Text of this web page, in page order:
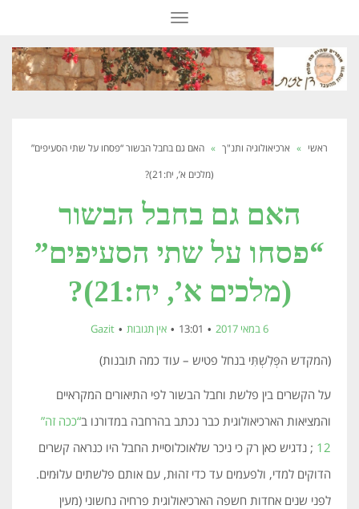
תפריט
ראשי » ארכיאולוגיה ותנ"ך » האם גם בחבל הבשור “פסחו על שתי הסעיפים”
(מלכים א’, יח:21)?
האם גם בחבל הבשור
“פסחו על שתי הסעיפים”
(מלכים א’, יח:21)?
6 במאי 2017 13:01 אין תגובות Gazit
(המקדש הפְּלִשְׁתִּי בנחל פטיש – עוד כמה תובנות)
על הקשרים בין פלשת וחבל הבשור לפי התיאורים המקראיים
והמציאות הארכיאולוגית כבר נכתב בהרחבה במדורנו ב“ככה זה”
12 ; נדגיש כאן רק כי ניכר שלאוכלוסיית החבל היו כנראה קשרים
הדוקים למדי, ולפעמים עד כדי זהוּת, עם אותם פלשתים עלוּמים.
לפני שנים אחדות חשפה הארכיאולוגית פרחיה נחשוני (מעין